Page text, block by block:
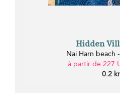
Hidden
Nai Harn beach
à partir de 227
0.2